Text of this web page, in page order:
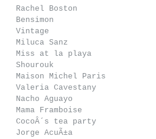
Rachel Boston
Bensimon
Vintage
Miluca Sanz
Miss at la playa
Shourouk
Maison Michel Paris
Valeria Cavestany
Nacho Aguayo
Mama Framboise
CocoÂ´s tea party
Jorge AcuÃ±a